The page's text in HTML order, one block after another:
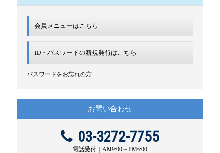
会員メニューはこちら
ID・パスワードの新規発行はこちら
パスワードをお忘れの方
お問い合わせ
03-3272-7755
電話受付｜AM9:00～PM6:00